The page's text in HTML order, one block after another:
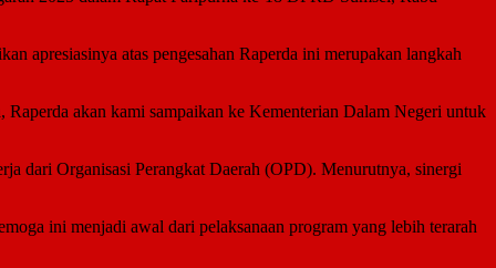
apresiasinya atas pengesahan Raperda ini merupakan langkah
akan kami sampaikan ke Kementerian Dalam Negeri untuk
dari Organisasi Perangkat Daerah (OPD). Menurutnya, sinergi
ini menjadi awal dari pelaksanaan program yang lebih terarah